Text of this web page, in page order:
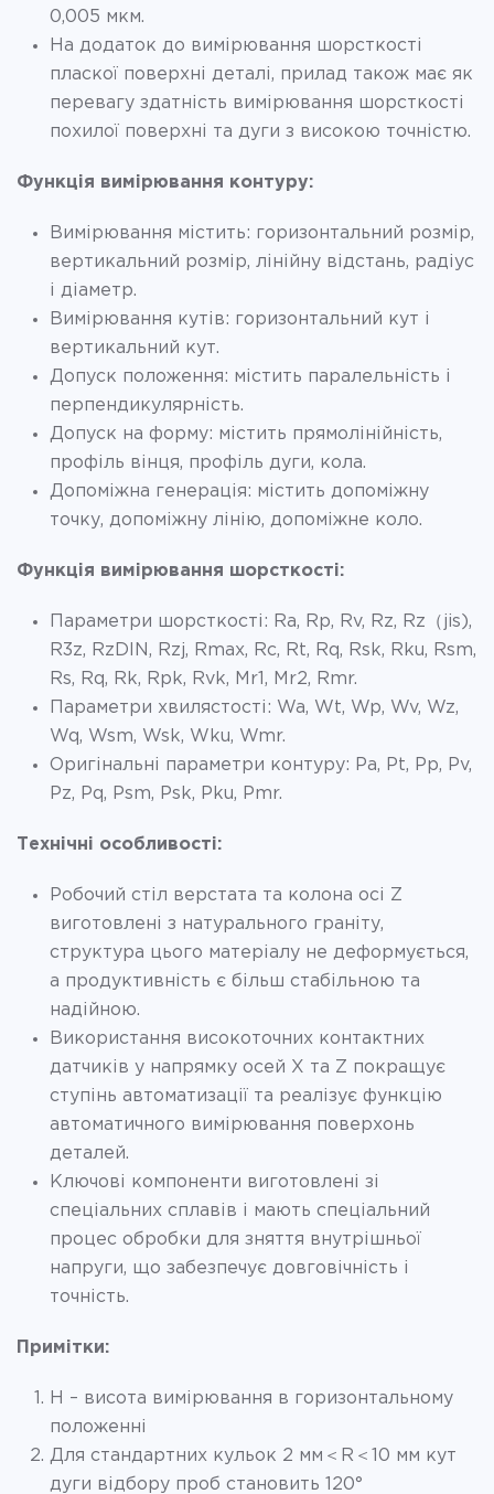
0,005 мкм.
На додаток до вимірювання шорсткості
пласкої поверхні деталі, прилад також має як
перевагу здатність вимірювання шорсткості
похилої поверхні та дуги з високою точністю.
Функція вимірювання контуру:
Вимірювання містить: горизонтальний розмір,
вертикальний розмір, лінійну відстань, радіус
і діаметр.
Вимірювання кутів: горизонтальний кут і
вертикальний кут.
Допуск положення: містить паралельність і
перпендикулярність.
Допуск на форму: містить прямолінійність,
профіль вінця, профіль дуги, кола.
Допоміжна генерація: містить допоміжну
точку, допоміжну лінію, допоміжне коло.
Функція вимірювання шорсткості:
Параметри шорсткості: Ra, Rp, Rv, Rz, Rz（jis),
R3z, RzDIN, Rzj, Rmax, Rc, Rt, Rq, Rsk, Rku, Rsm,
Rs, Rq, Rk, Rpk, Rvk, Mr1, Mr2, Rmr.
Параметри хвилястості: Wa, Wt, Wp, Wv, Wz,
Wq, Wsm, Wsk, Wku, Wmr.
Оригінальні параметри контуру: Pa, Pt, Pp, Pv,
Pz, Pq, Psm, Psk, Pku, Pmr.
Технічні особливості:
Робочий стіл верстата та колона осі Z
виготовлені з натурального граніту,
структура цього матеріалу не деформується,
а продуктивність є більш стабільною та
надійною.
Використання високоточних контактних
датчиків у напрямку осей X та Z покращує
ступінь автоматизації та реалізує функцію
автоматичного вимірювання поверхонь
деталей.
Ключові компоненти виготовлені зі
спеціальних сплавів і мають спеціальний
процес обробки для зняття внутрішньої
напруги, що забезпечує довговічність і
точність.
Примітки:
H – висота вимірювання в горизонтальному
положенні
Для стандартних кульок 2 мм＜R＜10 мм кут
дуги відбору проб становить 120°